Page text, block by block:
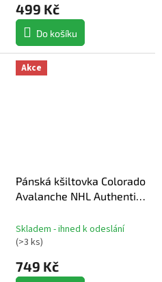
499 Kč
Do košíku
Akce
Pánská kšiltovka Colorado
Avalanche NHL Authentic
Unstructured Adjustable
Skladem - ihned k odeslání
(>3 ks)
749 Kč